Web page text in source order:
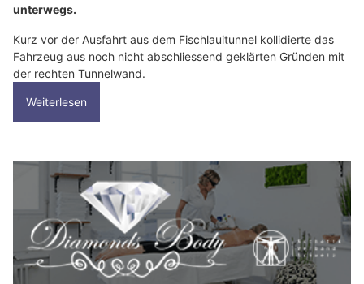
unterwegs.
Kurz vor der Ausfahrt aus dem Fischlauitunnel kollidierte das
Fahrzeug aus noch nicht abschliessend geklärten Gründen mit
der rechten Tunnelwand.
Weiterlesen